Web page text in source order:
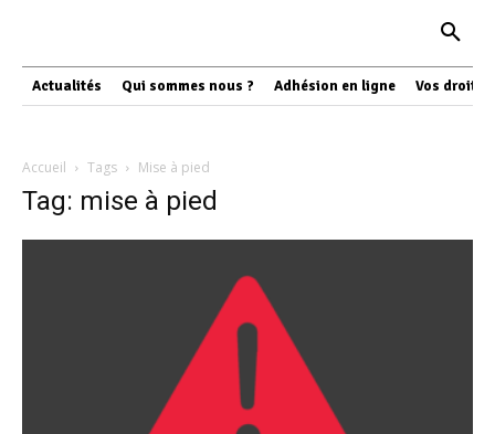
Actualités Qui sommes nous ? Adhésion en ligne Vos droits
Accueil Tags Mise à pied
Tag: mise à pied